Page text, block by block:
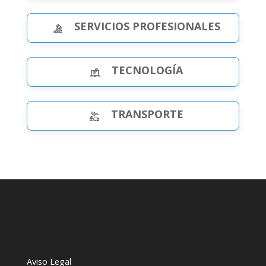
SERVICIOS PROFESIONALES
TECNOLOGÍA
TRANSPORTE
Aviso Legal